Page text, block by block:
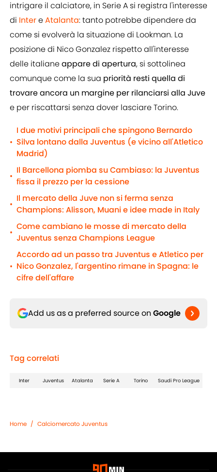
intrigare il calciatore, in Serie A si registra l'interesse
di IntereAtalanta: tanto potrebbe dipendere da
come si evolverà la situazione di Lookman. La
posizione di Nico Gonzalez rispetto all'interesse
delle italianeappare di apertura, si sottolinea
comunque come la sua priorità resti quella di
trovare ancora un margine per rilanciarsi alla Juve
e per riscattarsi senza dover lasciare Torino.
•
I due motivi principali che spingono Bernardo
Silva lontano dalla Juventus (e vicino all'Atletico
Madrid)
•
Il Barcellona piomba su Cambiaso: la Juventus
fissa il prezzo per la cessione
•
Il mercato della Juve non si ferma senza
Champions: Alisson, Muani e idee made in Italy
•
Come cambiano le mosse di mercato della
Juventus senza Champions League
•
Accordo ad un passo tra Juventus e Atletico per
Nico Gonzalez, l'argentino rimane in Spagna: le
cifre dell'affare
Add us as a preferred source on Google
Tag correlati
Inter Juventus Atalanta Serie A Torino Saudi Pro League
Home / Calciomercato Juventus